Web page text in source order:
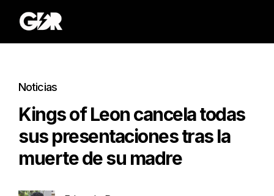
Noticias
Kings of Leon cancela todas
sus presentaciones tras la
muerte de su madre